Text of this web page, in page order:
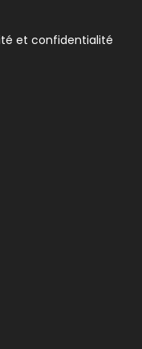
et confidentialité